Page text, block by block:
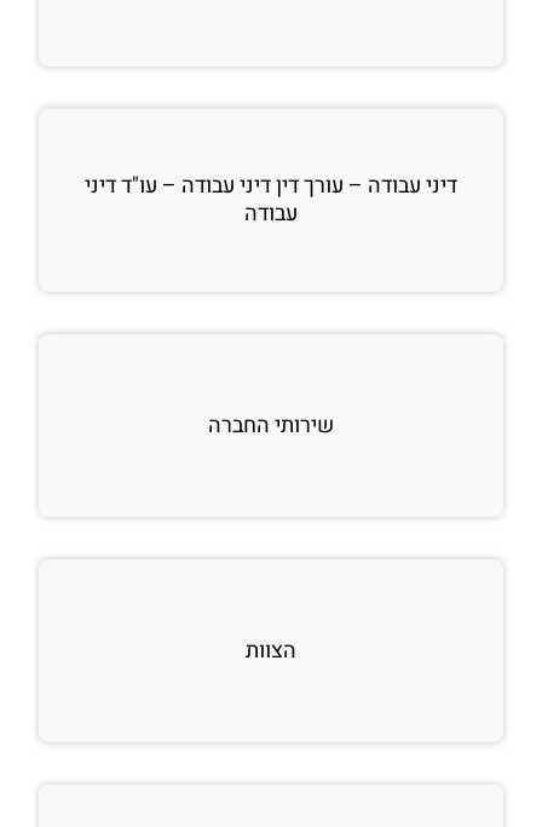
דיני עבודה – עורך דין דיני עבודה – עו"ד דיני
עבודה
שירותי החברה
הצוות